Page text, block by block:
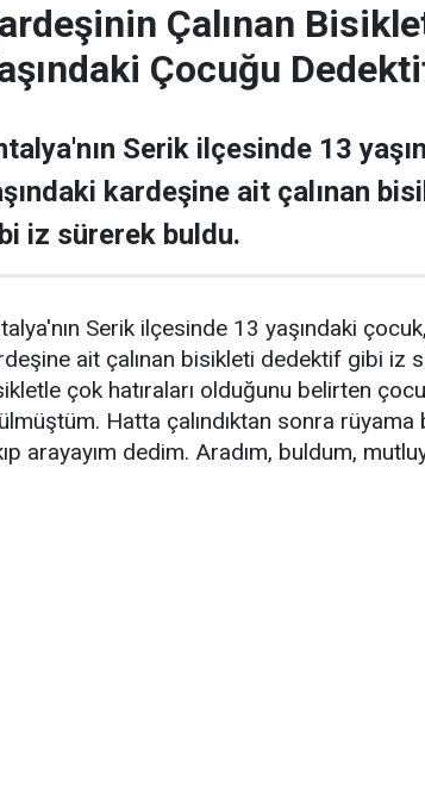
Çalınan
Çocuğu
Serik ilçesinde 13
kardeşine ait çalınan
iz sürerek buldu.
Serik ilçesinde 13 yaşındaki
ait çalınan bisikleti dedektif gibi iz
çok hatıraları olduğunu belirten
Hatta çalındıktan sonra rüyama
arayayım dedim. Aradım, buldum,